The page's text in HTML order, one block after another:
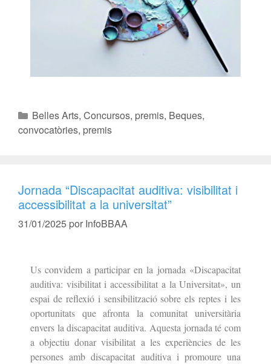
Belles Arts, Concursos, premis, Beques,
convocatòries, premis
Jornada “Discapacitat auditiva: visibilitat i
accessibilitat a la universitat”
31/01/2025 por InfoBBAA
Us convidem a participar en la jornada «Discapacitat
auditiva: visibilitat i accessibilitat a la Universitat», un
espai de reflexió i sensibilització sobre els reptes i les
oportunitats que afronta la comunitat universitària
envers la discapacitat auditiva. Aquesta jornada té com
a objectiu donar visibilitat a les experiències de les
persones amb discapacitat auditiva i promoure una